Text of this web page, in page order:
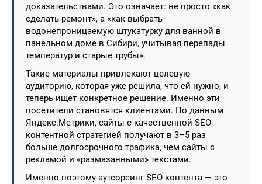
доказательствами. Это означает: не просто «как
сделать ремонт», а «как выбрать
водонепроницаемую штукатурку для ванной в
панельном доме в Сибири, учитывая перепады
температур и старые трубы».
Такие материалы привлекают целевую
аудиторию, которая уже решила, что ей нужно, и
теперь ищет конкретное решение. Именно эти
посетители становятся клиентами. По данным
Яндекс.Метрики, сайты с качественной SEO-
контентной стратегией получают в 3–5 раз
больше долгосрочного трафика, чем сайты с
рекламой и «размазанными» текстами.
Именно поэтому аутсорсинг SEO-контента — это